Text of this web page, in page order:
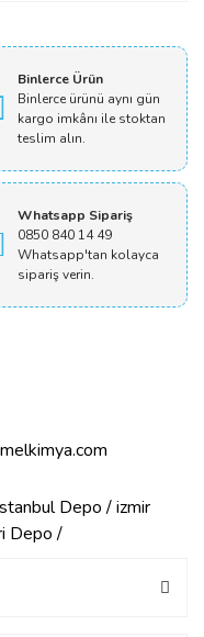
Binlerce Ürün
Binlerce ürünü aynı gün
kargo imkânı ile stoktan
teslim alın.
Whatsapp Sipariş
0850 840 14 49
Whatsapp'tan kolayca
sipariş verin.
Depo / izmir
Depo /